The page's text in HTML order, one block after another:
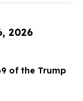
2026